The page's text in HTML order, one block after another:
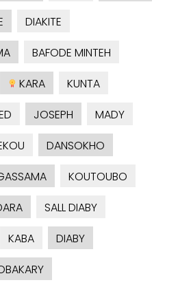
DIAKITE
BAFODE MINTEH
KARA
KUNTA
JOSEPH
MADY
DANSOKHO
KOUTOUBO
SALL DIABY
KABA
DIABY